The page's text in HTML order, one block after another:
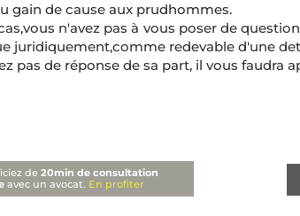
gain de cause aux prudhommes.
n'avez pas à vous poser de
juridiquement,comme redevable d'une
pas de réponse de sa part, il vous faudra
de20min de consultation
avec un avocat. En profiter